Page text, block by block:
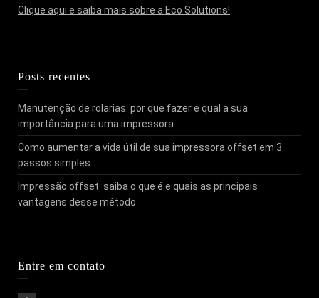
Clique aqui e saiba mais sobre a Eco Solutions!
Posts recentes
Manutenção de rolarias: por que fazer e qual a sua
importância para uma impressora
Como aumentar a vida útil de sua impressora offset em 3
passos simples
Impressão offset: saiba o que é e quais as principais
vantagens desse método
Entre em contato